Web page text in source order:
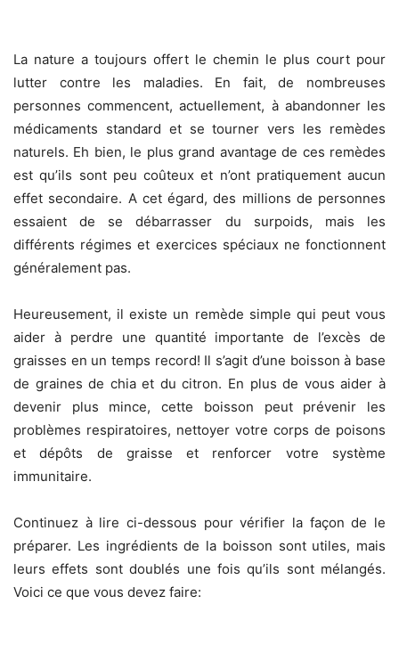
La nature a toujours offert le chemin le plus court pour
lutter contre les maladies. En fait, de nombreuses
personnes commencent, actuellement, à abandonner les
médicaments standard et se tourner vers les remèdes
naturels. Eh bien, le plus grand avantage de ces remèdes
est qu’ils sont peu coûteux et n’ont pratiquement aucun
effet secondaire. A cet égard, des millions de personnes
essaient de se débarrasser du surpoids, mais les
différents régimes et exercices spéciaux ne fonctionnent
généralement pas.
Heureusement, il existe un remède simple qui peut vous
aider à perdre une quantité importante de l’excès de
graisses en un temps record! Il s’agit d’une boisson à base
de graines de chia et du citron. En plus de vous aider à
devenir plus mince, cette boisson peut prévenir les
problèmes respiratoires, nettoyer votre corps de poisons
et dépôts de graisse et renforcer votre système
immunitaire.
Continuez à lire ci-dessous pour vérifier la façon de le
préparer. Les ingrédients de la boisson sont utiles, mais
leurs effets sont doublés une fois qu’ils sont mélangés.
Voici ce que vous devez faire: